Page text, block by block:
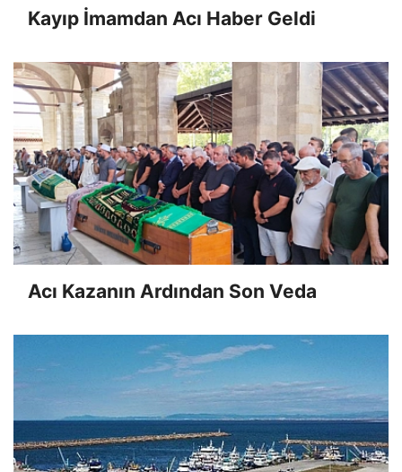
Kayıp İmamdan Acı Haber Geldi
Acı Kazanın Ardından Son Veda